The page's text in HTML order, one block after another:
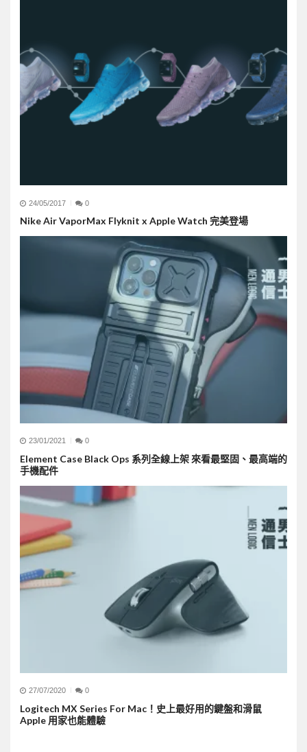
24/05/2017 0
Nike Air VaporMax Flyknit x Apple Watch 完美登場
23/01/2021 0
Element Case Black Ops 系列全線上架 來看最堅固、最高端的
手機配件
27/07/2020 0
Logitech MX Series For Mac！史上最好用的鍵盤和滑鼠
Apple 用家也能體驗